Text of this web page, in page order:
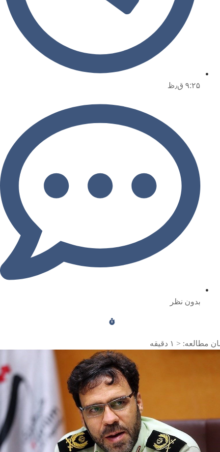
۹:۲۵ ق٫ظ
بدون نظر
مطالعه: < ۱ دقیقه